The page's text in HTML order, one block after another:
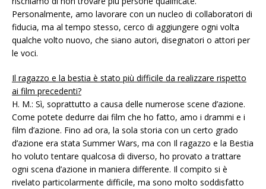
Personalmente, amo lavorare con un nucleo di collaboratori di
fiducia, ma al tempo stesso, cerco di aggiungere ogni volta
qualche volto nuovo, che siano autori, disegnatori o attori per
le voci.
Il ragazzo e la bestia è stato più difficile da realizzare rispetto
ai film precedenti?
H. M.: Sì, soprattutto a causa delle numerose scene d’azione.
Come potete dedurre dai film che ho fatto, amo i drammi e i
film d’azione. Fino ad ora, la sola storia con un certo grado
d’azione era stata Summer Wars, ma con Il ragazzo e la Bestia
ho voluto tentare qualcosa di diverso, ho provato a trattare
ogni scena d’azione in maniera differente. Il compito si è
rivelato particolarmente difficile, ma sono molto soddisfatto